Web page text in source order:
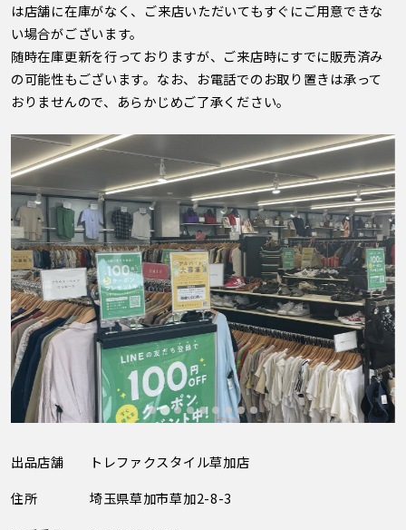
は店舗に在庫がなく、ご来店いただいてもすぐにご用意できな
い場合がございます。
随時在庫更新を行っておりますが、ご来店時にすでに販売済み
の可能性もございます。なお、お電話でのお取り置きは承って
おりませんので、あらかじめご了承ください。
出品店舗
トレファクスタイル草加店
住所
埼玉県草加市草加2-8-3